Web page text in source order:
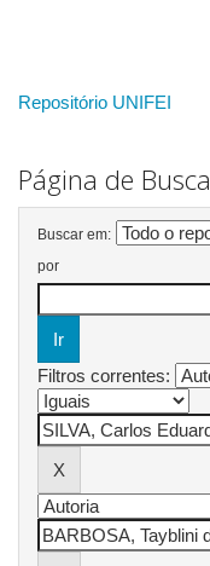
Repositório UNIFEI
Página de Busca
Buscar em:
por
Filtros correntes: